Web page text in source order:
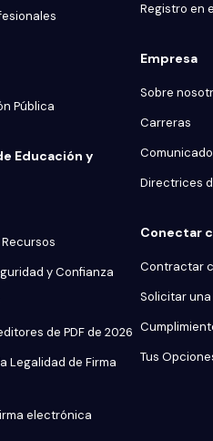
Pública
Educación y
y Confianza
de PDF de 2026
Legalidad de Firma
electrónica
Registro en
Empresa
Sobre
Carreras
Directrices
Conectar
Contractar
Solicitar
Tus